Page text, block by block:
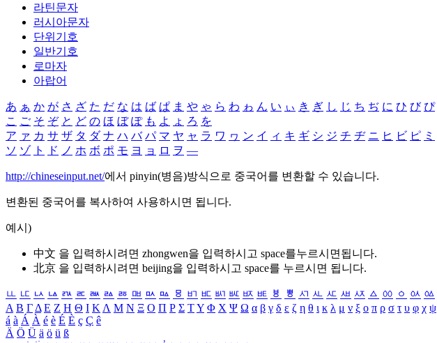
라틴문자
러시아문자
단위기호
일반기호
로마자
아랍어
あ ぁ か が さ ざ た だ な は ば ぱ ま や ゃ ら わ ゎ ん い ぃ き ぎ し じ ち ぢ に ひ び ぴ
こ ご そ ぞ と ど の ほ ぼ ぽ も よ ょ ろ を
ア ァ カ サ ザ タ ダ ナ ハ バ パ マ ヤ ャ ラ ワ ヮ ン イ ィ キ ギ シ ジ チ ヂ ニ ヒ ビ ピ ミ
ソ ゾ ト ド ノ ホ ボ ポ モ ヨ ョ ロ ヲ ―
http://chineseinput.net/에서 pinyin(병음)방식으로 중국어를 변환할 수 있습니다.
변환된 중국어를 복사하여 사용하시면 됩니다.
예시)
中文 을 입력하시려면 zhongwen을 입력하시고 space를누르시면됩니다.
北京 을 입력하시려면 beijing을 입력하시고 space를 누르시면 됩니다.
ㅥ ㅦ ㅧ ㅨ ㅩ ㅪ ㅫ ㅬ ㅭ ㅮ ㅯ ㅰ ㅱ ㅲ ㅳ ㅴ ㅵ ㅶ ㅷ ㅸ ㅹ ㅺ ㅻ ㅼ ㅽ ㅾ ㅿ ㆀ ㆁ ㆂ ㆃ
Α Β ΓΔ Ε Ζ Η Θ Ι ΚΛ Μ Ν Ξ Ο Π Ρ Σ ΤΥ Φ Χ Ψ Ω α β γ δ ε ζ η θ ι κ λ μ ν ξ ο π ρ σ τ υ φ χ ψ
á à Á À é è É È ç Ç ê
Ä Ö Ü ä ö ü ß